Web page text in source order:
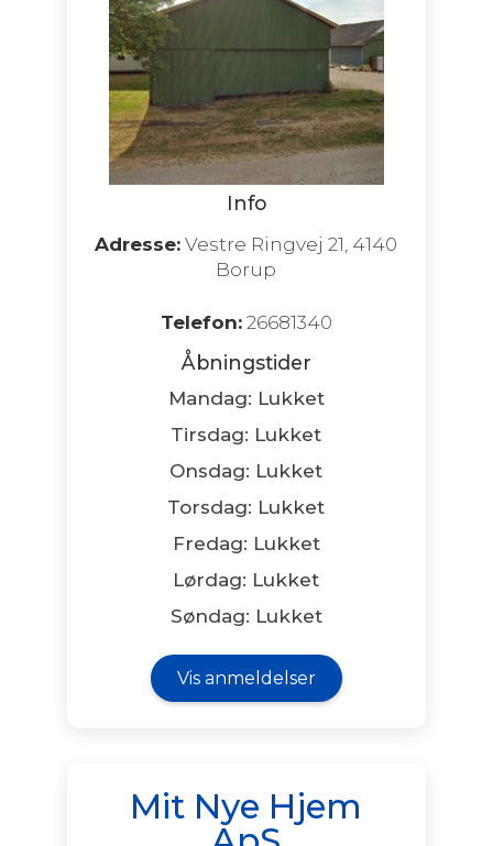
Info
Adresse: Vestre Ringvej 21, 4140
Borup
Telefon:26681340
Åbningstider
Mandag: Lukket
Tirsdag: Lukket
Onsdag: Lukket
Torsdag: Lukket
Fredag: Lukket
Lørdag: Lukket
Søndag: Lukket
Vis anmeldelser
Mit Nye Hjem